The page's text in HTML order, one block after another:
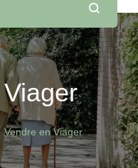
Vendre en Viager